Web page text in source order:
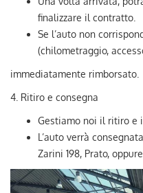
finalizzare il contratto.
Se l’auto non
(chilometraggio,
immediatamente rimborsato.
4. Ritiro e consegna
Gestiamo noi il ritiro e
L’auto verrà
Zarini 198, Prato,